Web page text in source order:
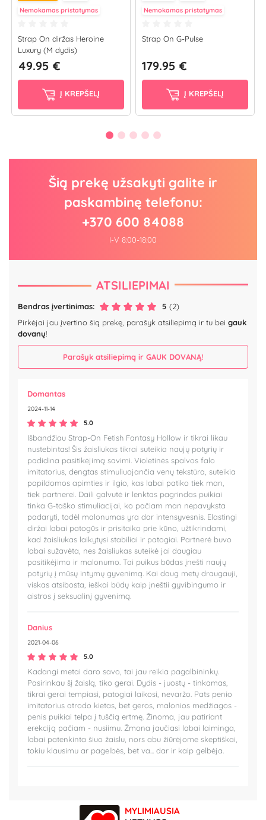
Nemokamas pristatymas
Strap On diržas Heroine
Luxury (M dydis)
49.95 €
Į KREPŠELĮ
Nemokamas pristatymas
Strap On G-Pulse
179.95 €
Į KREPŠELĮ
Šią prekę užsakyti galite ir
paskambinę telefonu:
+370 600 84088
I-V 8:00-18:00
ATSILIEPIMAI
Bendras įvertinimas: 5 (2)
Pirkėjai jau įvertino šią prekę, parašyk atsiliepimą ir tu bei gauk
dovanų!
Parašyk atsiliepimą ir GAUK DOVANĄ!
Domantas
2024-11-14
5.0
Išbandžiau Strap-On Fetish Fantasy Hollow ir tikrai likau
nustebintas! Šis žaisliukas tikrai suteikia naujų potyrių ir
padidina pasitikėjimą savimi. Violetinės spalvos falo
imitatorius, dengtas stimuliuojančia venų tekstūra, suteikia
papildomos apimties ir ilgio, kas labai patiko tiek man,
tiek partnerei. Daili galvutė ir lenktas pagrindas puikiai
tinka G-taško stimuliacijai, ko pačiam man nepavyksta
padaryti, todėl malonumas yra dar intensyvesnis. Elastingi
diržai labai patogūs ir prisitaiko prie kūno, užtikrindami,
kad žaisliukas laikytųsi stabiliai ir patogiai. Partnerė buvo
labai sužavėta, nes žaisliukas suteikė jai daugiau
pasitikėjimo ir malonumo. Tai puikus būdas įnešti naujų
potyrių į mūsų intymų gyvenimą. Kai daug metų draugauji,
viskas atsibosta, ieškai būdų kaip įneštii gyvibingumo ir
aistros į seksualinį gyvenimą.
Danius
2021-04-06
5.0
Kadangi metai daro savo, tai jau reikia pagalbininkų.
Pasirinkau šį žaislą, tiko gerai. Dydis - juostų - tinkamas,
tikrai gerai tempiasi, patogiai laikosi, nevaržo. Pats penio
imitatorius atrodo kietas, bet geros, malonios medžiagos -
penis puikiai telpa į tuščią ertmę. Žinoma, jau patiriant
erekciją pačiam - nusiimu. Žmona jaučiasi labai laiminga,
labai patenkinta šiuo žaislu, nors abu žiūrėjome skeptiškai,
tokiu klausimu ar pagelbės, bet va... dar ir kaip gelbėja.
MYLIMIAUSIA